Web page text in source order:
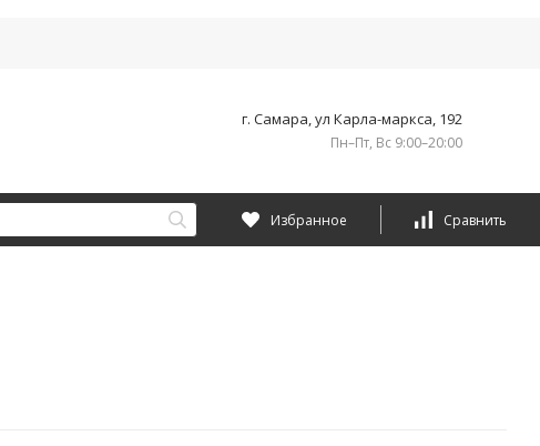
г. Самара, ул Карла-маркса, 192
Пн–Пт, Вс 9:00–20:00
Избранное Сравнить